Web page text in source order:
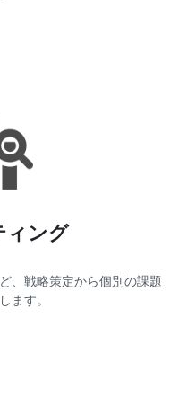
ィング
、戦略策定から個別の課題
ます。